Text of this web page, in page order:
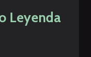
Leyenda